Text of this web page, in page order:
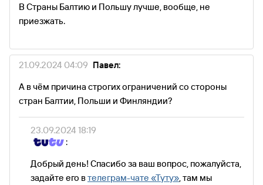
В Страны Балтию и Польшу лучше, вообще, не
приезжать.
21.09.2024 04:09 Павел:
А в чём причина строгих ограничений со стороны
стран Балтии, Польши и Финляндии?
23.09.2024 18:19
:
Добрый день! Спасибо за ваш вопрос, пожалуйста,
задайте его втелеграм-чате «Туту» , там мы